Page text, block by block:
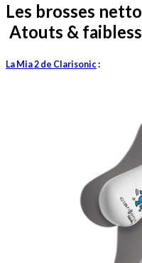
Les brosses
Atouts &
La Mia 2 de Clarisonic: